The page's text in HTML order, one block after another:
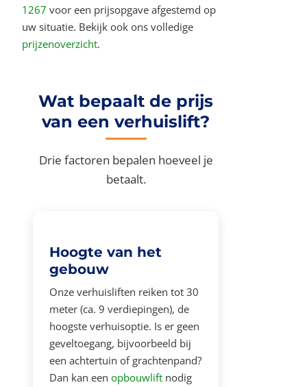
1267 voor een prijsopgave afgestemd op
uw situatie. Bekijk ook ons volledige
prijzenoverzicht.
Wat bepaalt de prijs
van een verhuislift?
Drie factoren bepalen hoeveel je
betaalt.
Hoogte van het
gebouw
Onze verhuisliften reiken tot 30
meter (ca. 9 verdiepingen), de
hoogste verhuisoptie. Is er geen
geveltoegang, bijvoorbeeld bij
een achtertuin of grachtenpand?
Dan kan een opbouwlift nodig